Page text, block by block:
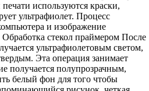
используются краски,
ультрафиолет. Процесс
и изображение
Обработка стекол праймером После
ультрафиолетовым светом,
Эта операция занимает
получается полупрозрачным,
белый фон для того чтобы